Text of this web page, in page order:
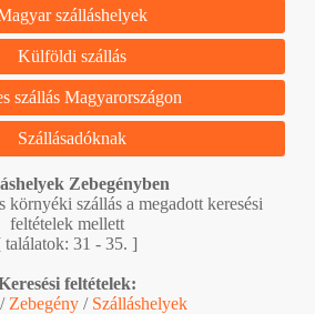
szálláshelyek
Külföldi szállás
szállás Magyarországon
Szállásadóknak
Zebegényben
környéki szállás a megadott keresési
feltételek mellett
találatok: 31 - 35. ]
feltételek:
Zebegény/ Szálláshelyek